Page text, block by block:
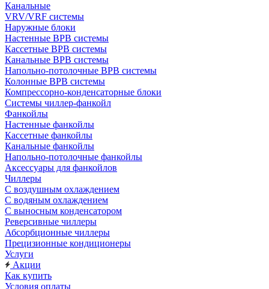
Канальные
VRV/VRF системы
Наружные блоки
Настенные ВРВ системы
Кассетные ВРВ системы
Канальные ВРВ системы
Напольно-потолочные ВРВ системы
Колонные ВРВ системы
Компрессорно-конденсаторные блоки
Системы чиллер-фанкойл
Фанкойлы
Настенные фанкойлы
Кассетные фанкойлы
Канальные фанкойлы
Напольно-потолочные фанкойлы
Аксессуары для фанкойлов
Чиллеры
С воздушным охлаждением
С водяным охлаждением
С выносным конденсатором
Реверсивные чиллеры
Абсорбционные чиллеры
Прецизионные кондиционеры
Услуги
Акции
Как купить
Условия оплаты